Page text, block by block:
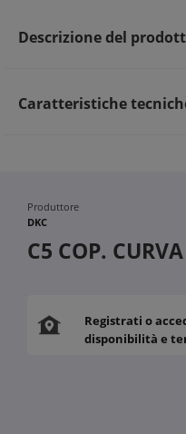
Descrizione del
Caratteristiche
Produttore
DKC
C5 COP.
Registrati o
disponibilità e